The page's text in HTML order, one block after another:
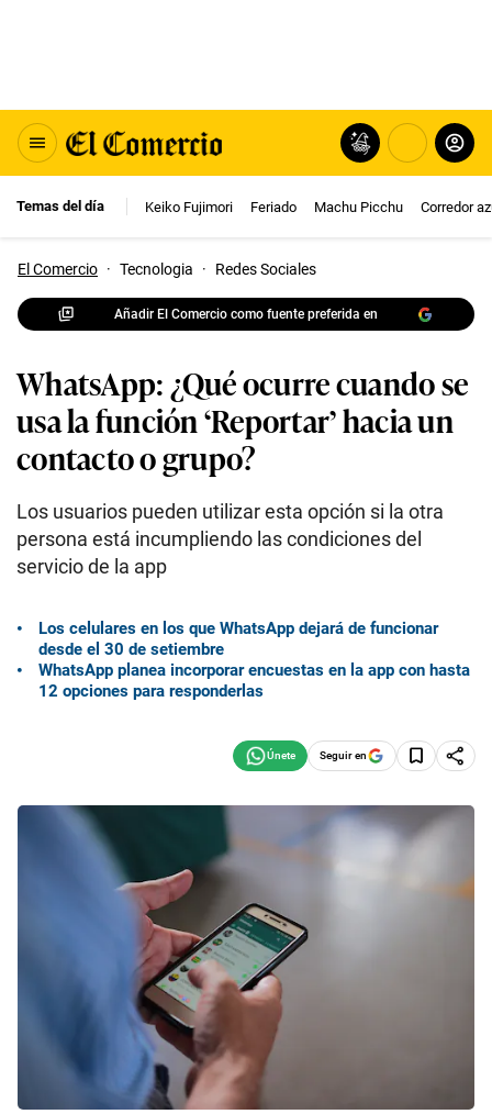
Temas del día Keiko Fujimori Feriado Machu Picchu Corredor
El Comercio · Tecnologia · Redes Sociales
Añadir El Comercio como fuente preferida en
WhatsApp: ¿Qué ocurre cuando se
usa la función ‘Reportar’ hacia un
contacto o grupo?
Los usuarios pueden utilizar esta opción si la otra
persona está incumpliendo las condiciones del
servicio de la app
Los celulares en los que WhatsApp dejará de funcionar
desde el 30 de setiembre
WhatsApp planea incorporar encuestas en la app con hasta
12 opciones para responderlas
Seguir en